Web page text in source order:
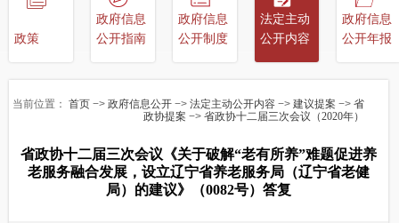
政策
政府信息
公开指南
政府信息
公开制度
法定主动
公开内容
政府信息
公开年报
当前位置： 首页−> 政府信息公开−> 法定主动公开内容−> 建议提案 −> 省
政协提案 −> 省政协十二届三次会议（2020年）
省政协十二届三次会议《关于破解“老有所养”难题促进养
老服务融合发展，设立辽宁省养老服务局（辽宁省老健
局）的建议》（0082号）答复